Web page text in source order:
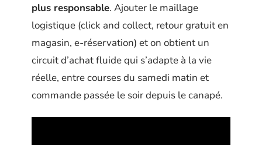
plus responsable. Ajouter le maillage
logistique (click and collect, retour gratuit en
magasin, e-réservation) et on obtient un
circuit d’achat fluide qui s’adapte à la vie
réelle, entre courses du samedi matin et
commande passée le soir depuis le canapé.